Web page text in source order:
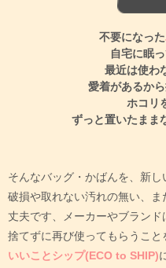
不要になった
自宅に眠
最近は使わ
愛着があるか
ホコリ
ずっと置いたまま
そんなバッグ・かばんを、新し
破損や取れない汚れの無い、
丈夫です、メーカーやブランド
捨てずに再び使ってもらうこと
いいことシップ(ECO to SHIP)